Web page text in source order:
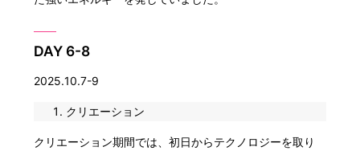
DAY 6-8
2025.10.7-9
クリエーション
クリエーション期間では、初日からテクノロジーを取り